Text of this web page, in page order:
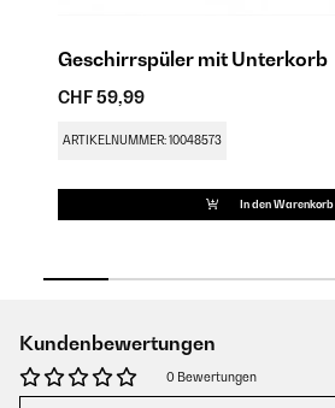
Geschirrspüler mit Unterkorb
CHF 59,99
ARTIKELNUMMER: 10048573
In den Warenkorb
Kundenbewertungen
0 Bewertungen